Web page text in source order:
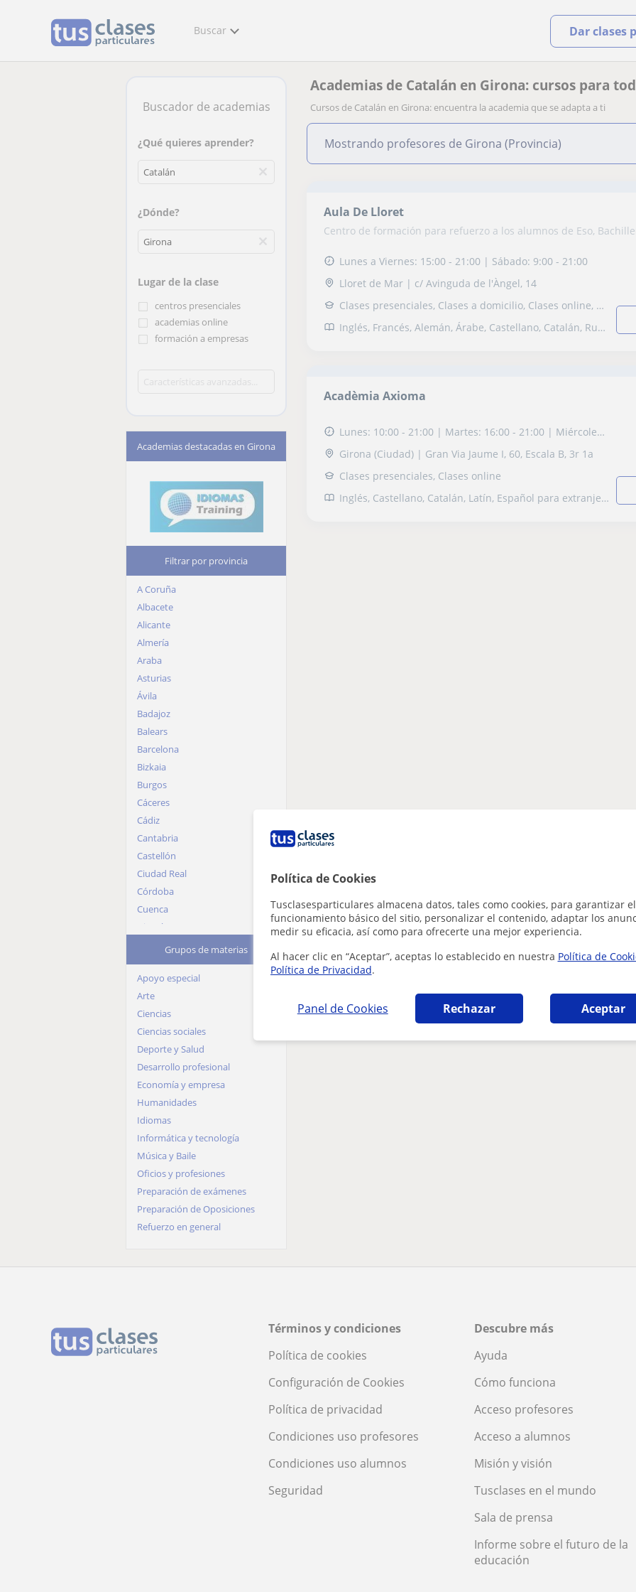
Política de Cookies
Tusclasesparticulares almacena datos, tales como cookies, para garantizar el
funcionamiento básico del sitio, personalizar el contenido, adaptar los
medir su eficacia, así como para ofrecerte una mejor experiencia.
Al hacer clic en “Aceptar”, aceptas lo establecido en nuestra Política de
Política de Privacidad.
Panel de Cookies Rechazar Aceptar
Buscar Dar clases
Academias de Catalán en Girona: cursos para
Cursos de Catalán en Girona: encuentra la academia que se adapta a ti
Mostrando profesores de Girona (Provincia)
Aula De Lloret
Centro de formación para refuerzo a los alumnos de Eso,
Lunes a Viernes: 15:00 - 21:00 | Sábado: 9:00 - 21:00
Lloret de Mar | c/ Avinguda de l'Àngel, 14
Clases presenciales, Clases a domicilio, Clases online, Clases in-company
Inglés, Francés, Alemán, Árabe, Castellano, Catalán, Ruso, Matemáticas, Física, Química, Estadística, Álgebra, Ciencias Ambientales, TOEFL, Selectividad, Otros examenes, Pruebas de acceso, FCE First Certificate in English, CAE Certificate in Advanced English, CPE Certificate Proficiency in English, Graduado en ESO (para adultos), Graduado escolar, DELE, DELF, B1 PET, ESO, Bachillerato, Universidad
Acadèmia Axioma
Lunes: 10:00 - 21:00 | Martes: 16:00 - 21:00 | Miércoles a Viernes: 10:00 - 21:00
Girona (Ciudad) | Gran Via Jaume I, 60, Escala B, 3r 1a
Clases presenciales, Clases online
Inglés, Castellano, Catalán, Latín, Español para extranjeros, Matemáticas, Física, Química, Naturales, Biología, Álgebra, Sociales, Historia, Filosofía, Lengua Castellana y Literatura, Latín y Griego, Escritura, Oratoria y comunicación, Lectura, Lengua catalana y literatura, Tecnología, Pruebas de acceso, FCE First Certificate in English, Graduado en ESO (para adultos), Graduado escolar, B1 PET, Repaso General, ESO, Bachillerato, Primaria, Ciclos Formativos, Geografía, Matemáticas aplicadas, Técnicas de estudio, Problemas de aprendizaje, Audición y Lenguaje, TDAH Trastorno por déficit de atención, Pedagogía, Logopedia
Buscador de academias
¿Qué quieres aprender?
¿Dónde?
Lugar de la clase
centros presenciales
academias online
formación a empresas
Academias destacadas en Girona
Filtrar por provincia
A Coruña
Albacete
Alicante
Almería
Araba
Asturias
Ávila
Badajoz
Balears
Barcelona
Bizkaia
Burgos
Cáceres
Cádiz
Cantabria
Castellón
Ciudad Real
Córdoba
Cuenca
Gipuzkoa
Granada
Guadalajara
Huelva
Huesca
Jaén
La Rioja
Las Palmas
León
Lleida
Lugo
Madrid
Málaga
Murcia
Navarra
Ourense
Palencia
Salamanca
Tarragona
Tenerife
Grupos de materias
Apoyo especial
Arte
Ciencias
Ciencias sociales
Deporte y Salud
Desarrollo profesional
Economía y empresa
Humanidades
Idiomas
Informática y tecnología
Música y Baile
Oficios y profesiones
Preparación de exámenes
Preparación de Oposiciones
Refuerzo en general
Términos y condiciones
Política de cookies
Configuración de Cookies
Política de privacidad
Condiciones uso profesores
Condiciones uso alumnos
Seguridad
Descubre más
Ayuda
Cómo funciona
Acceso profesores
Acceso a alumnos
Misión y visión
Tusclases en el mundo
Sala de prensa
Informe sobre el futuro de la
educación